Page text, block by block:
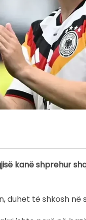
kanë shprehur
duhet të shkosh në